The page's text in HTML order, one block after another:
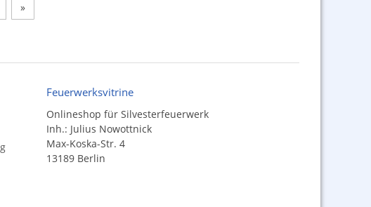
»
Feuerwerksvitrine
Onlineshop für Silvesterfeuerwerk
Inh.: Julius Nowottnick
Max-Koska-Str. 4
13189 Berlin